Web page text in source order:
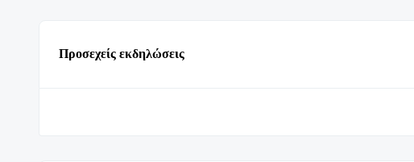
Προσεχείς εκδηλώσεις